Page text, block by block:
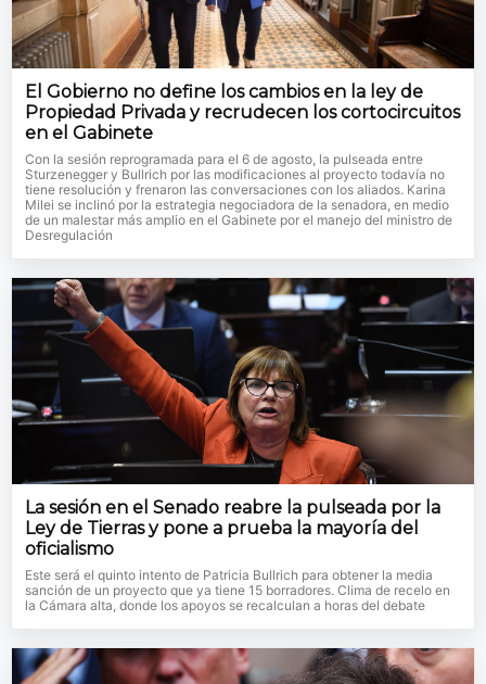
El Gobierno no define los cambios en la ley de
Propiedad Privada y recrudecen los cortocircuitos
en el Gabinete
Con la sesión reprogramada para el 6 de agosto, la pulseada entre
Sturzenegger y Bullrich por las modificaciones al proyecto todavía no
tiene resolución y frenaron las conversaciones con los aliados. Karina
Milei se inclinó por la estrategia negociadora de la senadora, en medio
de un malestar más amplio en el Gabinete por el manejo del ministro de
Desregulación
La sesión en el Senado reabre la pulseada por la
Ley de Tierras y pone a prueba la mayoría del
oficialismo
Este será el quinto intento de Patricia Bullrich para obtener la media
sanción de un proyecto que ya tiene 15 borradores. Clima de recelo en
la Cámara alta, donde los apoyos se recalculan a horas del debate